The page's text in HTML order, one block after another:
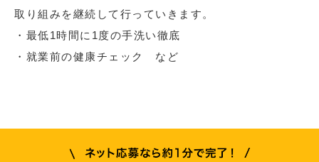
取り組みを継続して行っていきます。
・最低1時間に1度の手洗い徹底
・就業前の健康チェック など